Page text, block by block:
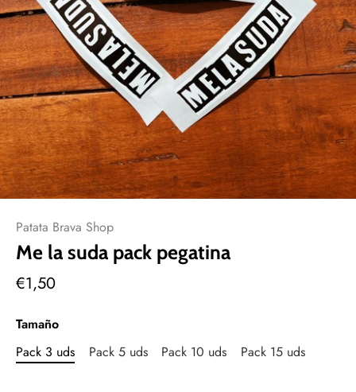
Patata Brava Shop
Me la suda pack pegatina
€1,50
Tamaño
Pack 3 uds
Pack 5 uds Pack 10 uds Pack 15 uds